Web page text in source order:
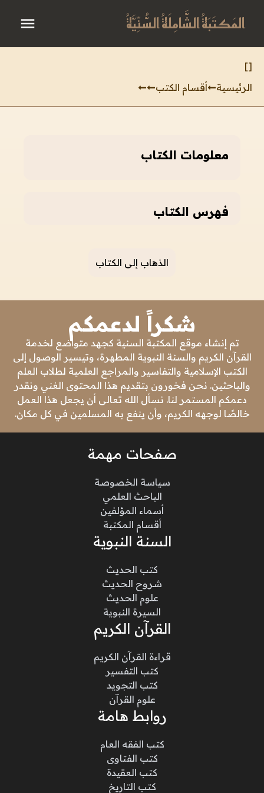
المَكتَبَةُ الشَّامِلَةُ السُّنِّيَّةُ
[
]
الرئيسية
أقسام الكتب
معلومات الكتاب
فهرس الكتاب
الذهاب إلى الكتاب
شكراً لدعمكم
تم إنشاء موقع المكتبة السنية كجهد متواضع لخدمة
القرآن الكريم والسنة النبوية المطهرة، وتيسير الوصول إلى
الكتب الإسلامية والتفاسير والمراجع العلمية لطلاب العلم
والباحثين. نحن فخورون بتقديم هذا المحتوى الغني ونقدر
دعمكم المستمر لنا. نسأل الله تعالى أن يجعل هذا العمل
خالصًا لوجهه الكريم، وأن ينفع به المسلمين في كل مكان.
صفحات مهمة
سياسة الخصوصة
الباحث العلمي
أسماء المؤلفين
أقسام المكتبة
السنة النبوية
كتب الحديث
شروح الحديث
علوم الحديث
السيرة النبوية
القرآن الكريم
قراءة القرآن الكريم
كتب التفسير
كتب التجويد
علوم القرآن
روابط هامة
كتب الفقه العام
كتب الفتاوى
كتب العقيدة
كتب التاريخ